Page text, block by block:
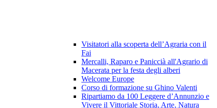
Visitatori alla scoperta dell’Agraria con il
Fai
Mercalli, Raparo e Paniccià all'Agrario di
Macerata per la festa degli alberi
Welcome Europe
Corso di formazione su Ghino Valenti
Ripartiamo da 100 Leggere d’Annunzio e
Vivere il Vittoriale Storia, Arte, Natura